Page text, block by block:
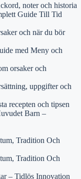
noter och historia
Guide Till Tid
och när du bör
med Meny och
orsaker och
uppgifter och
recepten och tipsen
Barn –
Tradition Och
Tradition Och
– Tidlös Innovation